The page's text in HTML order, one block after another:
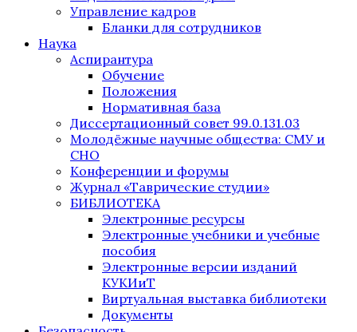
Управление кадров
Бланки для сотрудников
Наука
Аспирантура
Обучение
Положения
Нормативная база
Диссертационный совет 99.0.131.03
Молодёжные научные общества: СМУ и
СНО
Конференции и форумы
Журнал «Таврические студии»
БИБЛИОТЕКА
Электронные ресурсы
Электронные учебники и учебные
пособия
Электронные версии изданий
КУКИиТ
Виртуальная выставка библиотеки
Документы